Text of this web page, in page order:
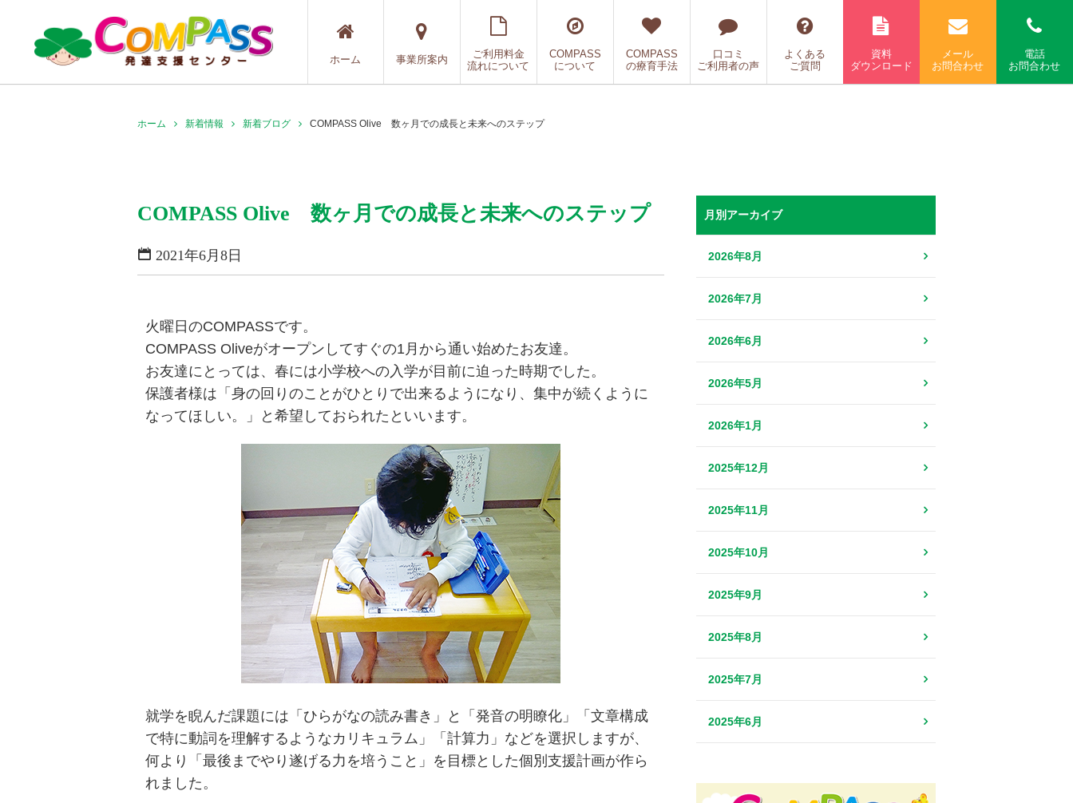
ホーム 事業所案内
ご利用料金
流れについて
COMPASS
について
COMPASS
の療育手法
口コミ
ご利用者の声
よくある
ご質問
資料
ダウンロード
メール
お問合わせ
電話
お問合わせ
ホーム 新着情報 新着ブログ COMPASS Olive 数ヶ月での成長と未来へのステップ
COMPASS Olive 数ヶ月での成長と未来へのステップ
2021年6月8日
火曜日のCOMPASSです。
COMPASS Oliveがオープンしてすぐの1月から通い始めたお友達。
お友達にとっては、春には小学校への入学が目前に迫った時期でした。
保護者様は「身の回りのことがひとりで出来るようになり、集中が続くように
なってほしい。」と希望しておられたといいます。
就学を睨んだ課題には「ひらがなの読み書き」と「発音の明瞭化」「文章構成
で特に動詞を理解するようなカリキュラム」「計算力」などを選択しますが、
何より「最後までやり遂げる力を培うこと」を目標とした個別支援計画が作ら
れました。
月別アーカイブ
2026年8月
2026年7月
2026年6月
2026年5月
2026年1月
2025年12月
2025年11月
2025年10月
2025年9月
2025年8月
2025年7月
2025年6月